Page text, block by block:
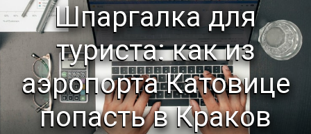
Шпаргалка для
туриста: как из
аэропорта Катовице
попасть в Краков